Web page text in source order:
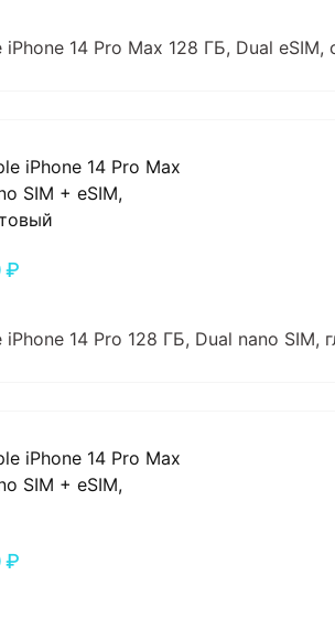
14 Pro Max 128 ГБ, Dual еSIM,
₽
14 Pro 128 ГБ, Dual nano SIM,
₽